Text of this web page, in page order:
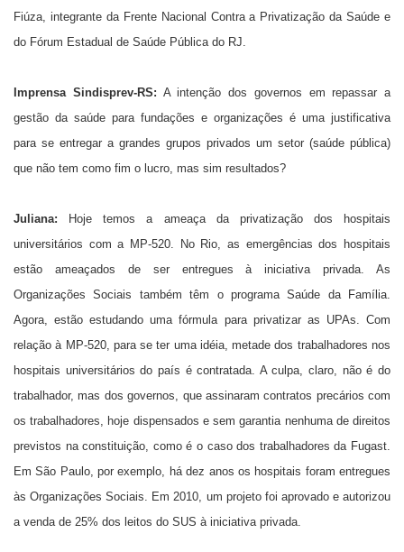
Fiúza, integrante da Frente Nacional Contra a Privatização da Saúde e
do Fórum Estadual de Saúde Pública do RJ.
Imprensa Sindisprev-RS: A intenção dos governos em repassar a
gestão da saúde para fundações e organizações é uma justificativa
para se entregar a grandes grupos privados um setor (saúde pública)
que não tem como fim o lucro, mas sim resultados?
Juliana: Hoje temos a ameaça da privatização dos hospitais
universitários com a MP-520. No Rio, as emergências dos hospitais
estão ameaçados de ser entregues à iniciativa privada. As
Organizações Sociais também têm o programa Saúde da Família.
Agora, estão estudando uma fórmula para privatizar as UPAs. Com
relação à MP-520, para se ter uma idéia, metade dos trabalhadores nos
hospitais universitários do país é contratada. A culpa, claro, não é do
trabalhador, mas dos governos, que assinaram contratos precários com
os trabalhadores, hoje dispensados e sem garantia nenhuma de direitos
previstos na constituição, como é o caso dos trabalhadores da Fugast.
Em São Paulo, por exemplo, há dez anos os hospitais foram entregues
às Organizações Sociais. Em 2010, um projeto foi aprovado e autorizou
a venda de 25% dos leitos do SUS à iniciativa privada.